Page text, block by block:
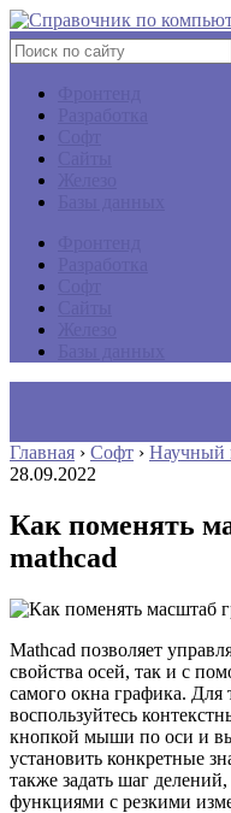
Главная › Софт › Научный
28.09.2022
Как поменять
mathcad
Mathcad позволяет
свойства осей, так и с
самого окна графика. Для
воспользуйтесь
кнопкой мыши по оси и
установить конкретные
также задать шаг
функциями с резкими